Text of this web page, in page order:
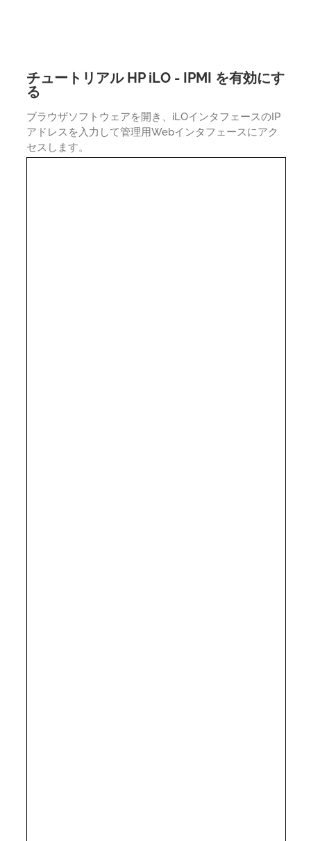
チュートリアル HP iLO - IPMI を有効にす
る
ブラウザソフトウェアを開き、iLOインタフェースのIP
アドレスを入力して管理用Webインタフェースにアク
セスします。